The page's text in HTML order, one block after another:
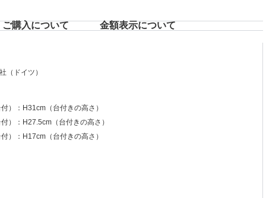
ご購入について ⾦額表⽰について
（ドイツ）
）：H31cm（台付きの高さ）
）：H27.5cm（台付きの高さ）
）：H17cm（台付きの高さ）